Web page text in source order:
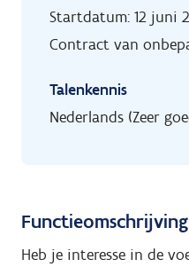
Startdatum: 12 juni
Contract van
Talenkennis
Nederlands (Zeer
Functieomschrijving
Heb je interesse in de